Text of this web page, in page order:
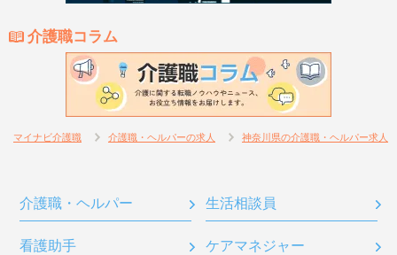
介護職コラム
マイナビ介護職 介護職・ヘルパーの求人 神奈川県の介護職・ヘルパー求人
介護職・ヘルパー 生活相談員
看護助手 ケアマネジャー